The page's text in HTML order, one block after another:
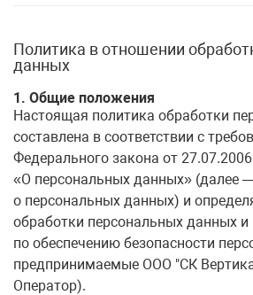
Политика в отношении
данных
1. Общие положения
Настоящая политика обработки
составлена в соответствии с
Федерального закона от
«О персональных данных» (далее
о персональных данных) и
обработки персональных данных
по обеспечению безопасности
предпринимаемые ООО "СК
Оператор).